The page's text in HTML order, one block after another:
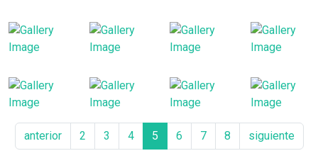
anterior 2 3 4 5 6 7 8 siguiente